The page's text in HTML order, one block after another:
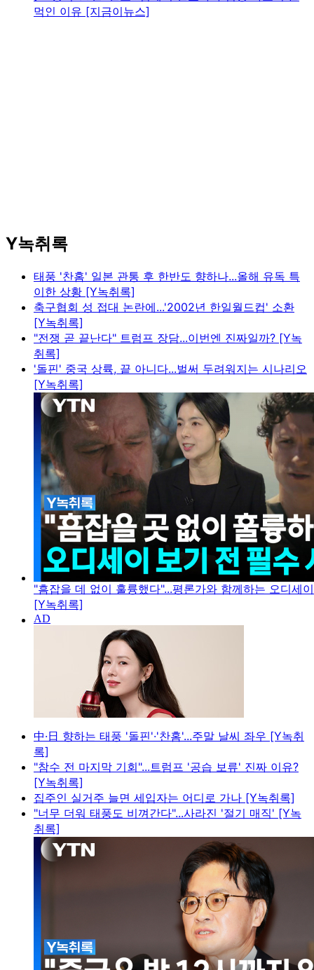
먹인 이유 [지금이뉴스]
Y녹취록
태풍 '찬홈' 일본 관통 후 한반도 향하나...올해 유독 특
이한 상황 [Y녹취록]
축구협회 성 접대 논란에...'2002년 한일월드컵' 소환
[Y녹취록]
"전쟁 곧 끝난다" 트럼프 장담...이번엔 진짜일까? [Y녹
취록]
'돌핀' 중국 상륙, 끝 아니다...벌써 두려워지는 시나리오
[Y녹취록]
"흠잡을 데 없이 훌륭했다"...평론가와 함께하는 오디세
[Y녹취록]
中·日 향하는 태풍 '돌핀'·'찬홈'...주말 날씨 좌우 [Y녹취
록]
"참수 전 마지막 기회"...트럼프 '공습 보류' 진짜 이유?
[Y녹취록]
집주인 실거주 늘면 세입자는 어디로 가나 [Y녹취록]
"너무 더워 태풍도 비껴간다"...사라진 '절기 매직' [Y녹
취록]